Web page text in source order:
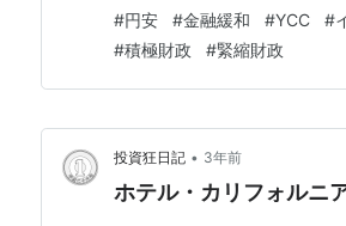
金融緩和政策にはありません
も止められない状態になって
#円安 #金融緩和 #YCC #
#積極財政 #緊縮財政
投資狂日記 • 3年前
ホテル・カリフォルニ